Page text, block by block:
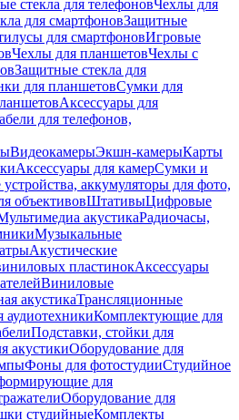
стекла для телефоновЧехлы для
для смартфоновЗащитные
для смартфоновИгровые
Чехлы для планшетовЧехлы с
Защитные стекла для
для планшетовСумки для
Аксессуары для
для телефонов,
ВидеокамерыЭкшн-камерыКарты
Аксессуары для камерСумки и
аккумуляторы для фото,
объективовШтативыЦифровые
акустикаРадиочасы,
Музыкальные
Акустические
пластинокАксессуары
Виниловые
акустикаТрансляционные
аудиотехникиКомплектующие для
Подставки, стойки для
акустикиОборудование для
Фоны для фотостудииСтудийное
для
Оборудование для
студийныеКомплекты